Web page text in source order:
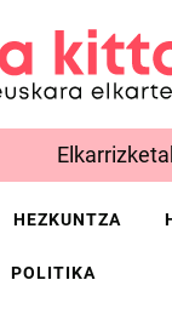
HEZKUNTZA
POLITIKA